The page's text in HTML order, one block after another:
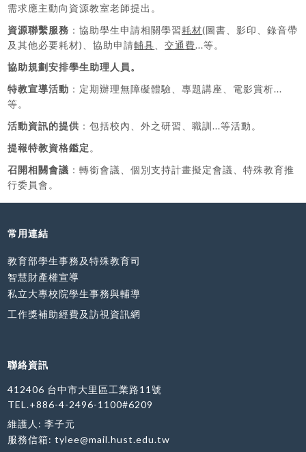
需求應主動向資源教室老師提出。
資源聯繫服務 ：協助學生申請相關學習耗材(圖書、影印、錄音帶
及其他必要耗材)、協助申請輔具 、交通費...等。
協助規劃安排學生助理人員。
特教宣導活動 ：定期辦理無障礙體驗、專題講座、電影賞析...
等。
活動資訊的提供 ：包括校內、外之研習、職訓...等活動。
提報特教資格鑑定 。
召開相關會議 ：轉銜會議、個別支持計畫擬定會議、特殊教育推
行委員會。
常用連結
教育部學生事務及特殊教育司
智慧財產權宣導
私立大專校院學生事務與輔導
工作獎補助經費及訪視資訊網
聯絡資訊
412406 台中市大里區工業路11號
TEL.+886-4-2496-1100#6209
維護人: 李子元
服務信箱:tylee@mail.hust.edu.tw